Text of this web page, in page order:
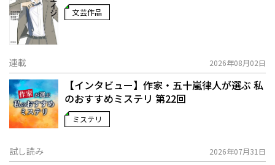
文芸作品
連載 2026年08月02日
【インタビュー】作家・五十嵐律人が選ぶ 私
のおすすめミステリ 第22回
ミステリ
試し読み 2026年07月31日